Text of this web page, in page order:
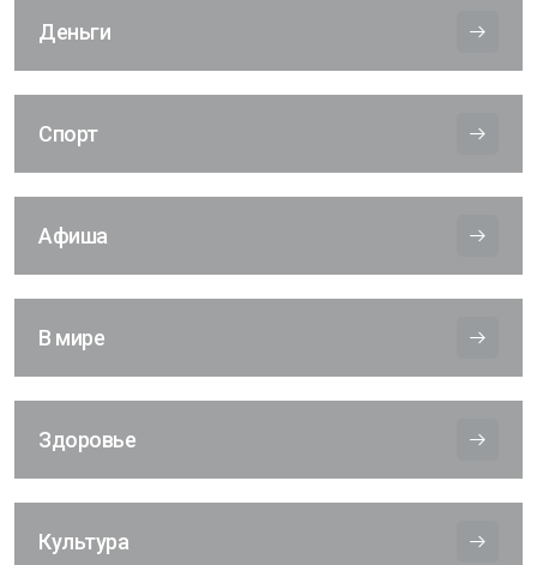
Деньги
Спорт
Афиша
В мире
Здоровье
Культура